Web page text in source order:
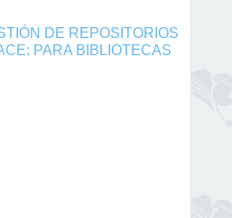
DE REPOSITORIOS
PARA BIBLIOTECAS